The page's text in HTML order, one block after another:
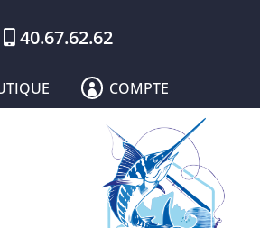
40.67.62.62
 COMPTE